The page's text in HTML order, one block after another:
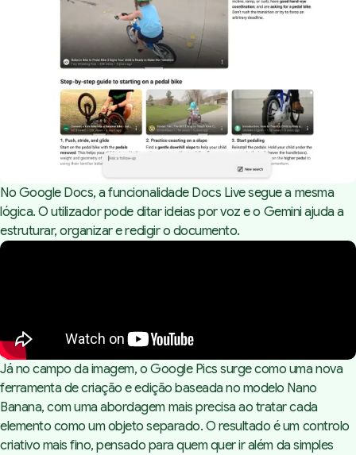
No Google Docs, a funcionalidade Docs Live segue a mesma
lógica. O utilizador pode ditar ideias por voz e o Gemini ajuda a
estruturar, organizar e redigir o documento.
Já no campo da imagem, o Google Pics surge como uma nova
ferramenta de criação e edição baseada no modelo Nano
Banana, com uma abordagem mais precisa ao tratar cada
elemento como um objeto separado. O resultado é um controlo
criativo mais fino, pensado para quem quer ir além da simples